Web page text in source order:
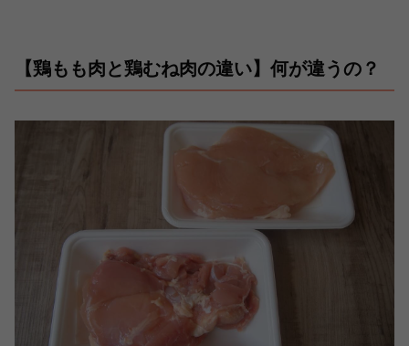
【鶏もも肉と鶏むね肉の違い】何が違うの？